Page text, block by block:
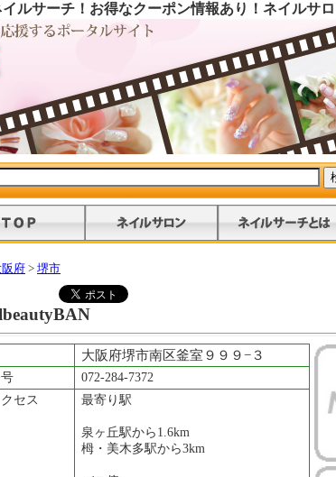
ルサーチ！お得なクーポン情報あり！ネイルサ
阪府 > 堺市
大阪府堺市南区釜室９９９−３
072-284-7372
セス
最寄り駅
泉ヶ丘駅から1.6km
栂・美木多駅から3km